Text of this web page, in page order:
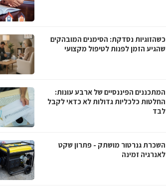
כשהזוגיות נסדקת: הסימנים המובהקים
שהגיע הזמן לפנות לטיפול מקצועי
המתכננים הפיננסיים של ארבע עונות:
החלטות כלכליות גדולות לא כדאי לקבל
לבד
השכרת גנרטור מושתק - פתרון שקט
לאנרגיה זמינה